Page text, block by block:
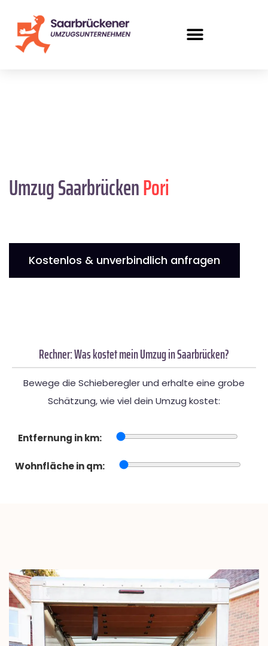
Umzug SaarbrückenPori
Kostenlos & unverbindlich anfragen
Rechner: Was kostet mein Umzug in Saarbrücken?
Bewege die Schieberegler und erhalte eine grobe
Schätzung, wie viel dein Umzug kostet:
Entfernung in km:
Wohnfläche in qm: